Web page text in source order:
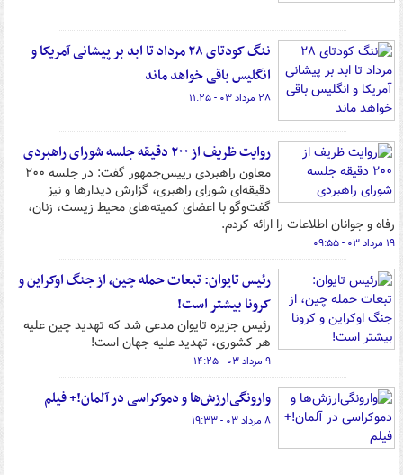
ننگ کودتای ۲۸ مرداد تا ابد بر پیشانی آمریکا و
انگلیس باقی خواهد ماند
۲۸ مرداد ۰۳ - ۱۱:۲۵
روایت ظریف از ۲۰۰ دقیقه جلسه شورای راهبردی
معاون راهبردی رییس‌جمهور گفت: ‏در جلسه ۲۰۰
دقیقه‌ای شورای راهبری، گزارش دیدارها و نیز
گفت‌وگو با اعضای کمیته‌های محیط زیست، زنان،
رفاه و جوانان اطلاعات را ارائه کردم.
۱۹ مرداد ۰۳ - ۰۹:۵۵
رئیس تایوان: تبعات حمله چین، از جنگ اوکراین و
کرونا بیشتر است!
رئیس جزیره تایوان مدعی شد که تهدید چین علیه
هر کشوری، تهدید علیه جهان است!
۹ مرداد ۰۳ - ۱۴:۲۵
وارونگی‌ارزش‌ها و دموکراسی در آلمان!+ فیلم
۸ مرداد ۰۳ - ۱۹:۳۳